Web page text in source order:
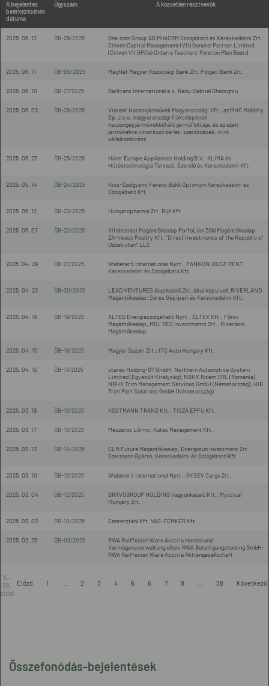
Összefonódás-bejelentések
A bejelentés
beérkezésének
dátuma
Ügyszám A közvetlen résztvevők
2025. 06. 12 ÖB-28/2025
One.com Group AB MiniCRM Szolgáltató és Kereskedelmi Zrt.
Cinven Capital Management (VII) General Partner Limited
(Cinven VII GPCo) Ontario Teachers' Pension Plan Board
2025. 06. 11 ÖB-05/2025 MagNet Magyar Közösségi Bank Zrt. Polgári Bank Zrt.
2025. 06. 10 ÖB-27/2025 Railtrans International a.s. Radu-Gabriel Gheorghiu
2025. 06. 03 ÖB-26/2025
Viarent Haszonjárművek Magyarországi Kft.; az MHC Mobility
Sp. z o.o. magyarországi fióktelepének
haszongépjárművekből álló járműflottája, és az ezen
járművekre vonatkozó bérleti szerződések, mint
vállalkozásrész
2025. 05. 23 ÖB-25/2025
Haier Europe Appliances Holding B.V.; KLIMA és
Hűtéstechnológia Tervező, Szerelő és Kereskedelmi Kft.
2025. 05. 14 ÖB-24/2025
Kiss-Szölgyémi Ferenc Bükk Optimum Kereskedelmi és
Szolgáltató Kft.
2025. 05. 12 ÖB-23/2025 Hungaropharma Zrt. Bijó Kft.
2025. 05. 07 ÖB-22/2025
Kifektetési Magántőkealap PorfoLion Zöld Magántőkealap
ZA-Invest Poultry Kft. "Direct Investments of the Republic of
Uzbekistan" LLC
2025. 04. 29 ÖB-21/2025
Waberer’s International Nyrt.; PANNON-BUSZ-RENT
Kereskedelmi és Szolgáltató Kft.
2025. 04. 23 ÖB-20/2025
LEAD VENTURES Alapkezelő Zrt. által képviselt RIVERLAND
Magántőkealap; Seres Gépipari és Kereskedelmi Kft.
2025. 04. 16 ÖB-19/2025
ALTEO Energiaszolgáltató Nyrt.; ÉLTEX Kft.; Főnix
Magántőkealap; MOL RES Investments Zrt.; Riverland
Magántőkealap
2025. 04. 15 ÖB-18/2025 Magyar Suzuki Zrt.; ITC Auto Hungary Kft.
2025. 04. 10 ÖB-17/2025
utares Holding-07 GmbH; Northern Automotive System
Limited (Egyesült Királyság); NBHX Rolem SRL (Románia);
NBHX Trim Management Services GmbH (Németország); HIB
Trim Part Solutions GmbH (Németország)
2025. 03. 19 ÖB-16/2025 KOSTMANN TRANS Kft.; TISZA ÉPFU Kft.
2025. 03. 17 ÖB-15/2025 Mészáros Lőrinc; Kutas Management Kft.
2025. 03. 13 ÖB-14/2025
CLM Future Magántőkealap; Energosun Investment Zrt.;
Szermann Gyártó, Kereskedelmi és Szolgáltató Kft.
2025. 03. 10 ÖB-13/2025 Waberer’s International Nyrt.; GYSEV Cargo Zrt.
2025. 03. 04 ÖB-12/2025
BRAVOGROUP HOLDING Vagyonkezelő Kft.; Mystical
Hungary Zrt.
2025. 03. 03 ÖB-10/2025 Centerstahl Kft. VAS-FÉMKER Kft.
2025. 02. 25 ÖB-09/2025
RWA Raiffeisen Ware Austria Handel und
Vermögensverwaltung eGen; RWA Beteiligungsholding GmbH;
RWA Raiffeisen Ware Austria Aktiengesellschaft
5 -
38.
oldal
Előző 1 2 3 4 5 6 7 8 38 Következő